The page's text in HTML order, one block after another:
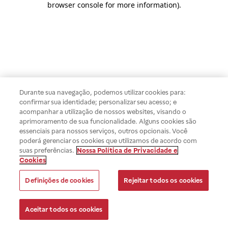
browser console for more information).
Durante sua navegação, podemos utilizar cookies para:
confirmar sua identidade; personalizar seu acesso; e
acompanhar a utilização de nossos websites, visando o
aprimoramento de sua funcionalidade. Alguns cookies são
essenciais para nossos serviços, outros opcionais. Você
poderá gerenciar os cookies que utilizamos de acordo com
suas preferências. Nossa Política de Privacidade e
Cookies
Definições de cookies Rejeitar todos os cookies
Aceitar todos os cookies